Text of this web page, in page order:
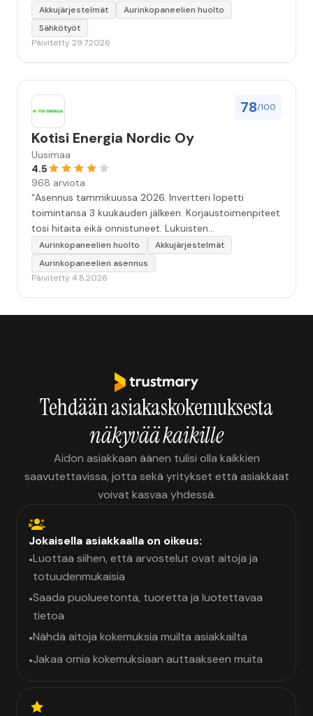
Akkujärjestelmät
Aurinkopaneelien huolto
Sähkötyöt
Päivitetty 29.7.2026
78/100
Kotisi Energia Nordic Oy
Uusimaa
4.5
968 arviota
“Asennus tammikuussa 2026. Invertteri lopetti
toimintansa 3 kuukauden jälkeen. Korjaustoimenpiteet
tosi hitaita eikä onnistuneet. Lukuisten
yhteydenottojen jälkeen ei ole kolmessa kuukaudessa
saatu uutta invertteriä tilalle. Lupaavat hoitaa ja
soittaa, mutta viikot vain vierivät.”
Aurinkopaneelien huolto
Akkujärjestelmät
Aurinkopaneelien asennus
Päivitetty 4.8.2026
Tehdään asiakaskokemuksesta
näkyvää kaikille
Aidon asiakkaan äänen tulisi olla kaikkien
saavutettavissa, jotta sekä yritykset että asiakkaat
voivat kasvaa yhdessä.
Jokaisella asiakkaalla on oikeus:
•Luottaa siihen, että arvostelut ovat aitoja ja
totuudenmukaisia
•Saada puolueetonta, tuoretta ja luotettavaa
tietoa
•Nähdä aitoja kokemuksia muilta asiakkailta
•Jakaa omia kokemuksiaan auttaakseen muita